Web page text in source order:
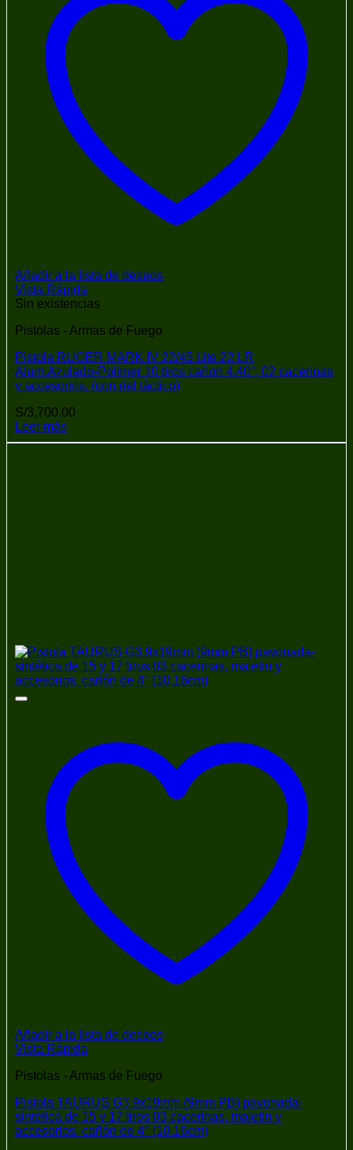
Añadir a la lista de deseos
Vista Rápida
Sin existencias
Pistolas - Armas de Fuego
Pistola RUGER MARK IV 22/45 Lite 22 LR
Alum.Azulado-Polimer 10 tiros cañon 4.40″, 02 cacerinas
y accesorios. (con riel táctico)
S/3,700.00
Leer más
Añadir a la lista de deseos
Vista Rápida
Pistolas - Armas de Fuego
Pistola TAURUS G3 9x19mm (9mm PB) pavonada-
sintética de 15 y 17 tiros 03 cacerinas, maletin y
accesorios. cañón de 4″ (10.16cm)